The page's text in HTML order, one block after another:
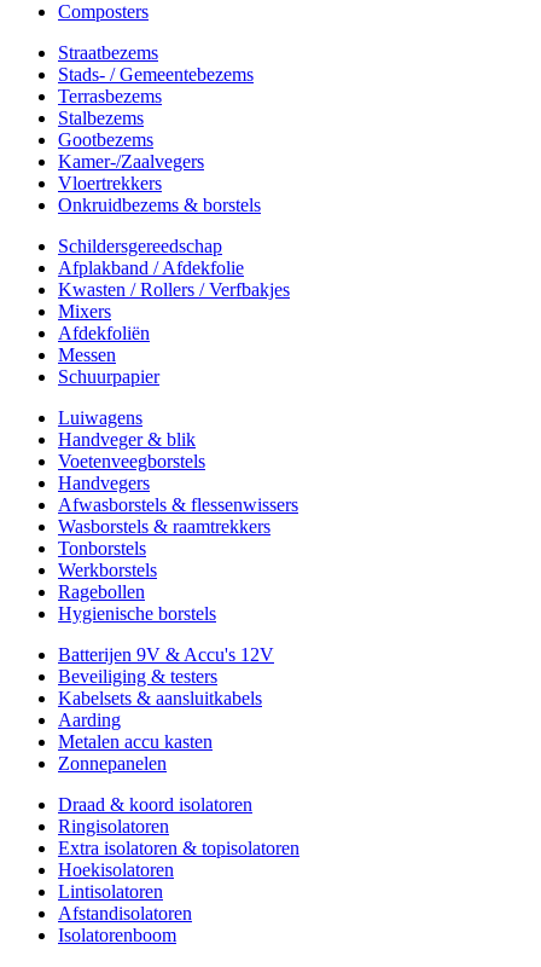
Composters
Straatbezems
Stads- / Gemeentebezems
Terrasbezems
Stalbezems
Gootbezems
Kamer-/Zaalvegers
Vloertrekkers
Onkruidbezems & borstels
Schildersgereedschap
Afplakband / Afdekfolie
Kwasten / Rollers / Verfbakjes
Mixers
Afdekfoliën
Messen
Schuurpapier
Luiwagens
Handveger & blik
Voetenveegborstels
Handvegers
Afwasborstels & flessenwissers
Wasborstels & raamtrekkers
Tonborstels
Werkborstels
Ragebollen
Hygienische borstels
Batterijen 9V & Accu's 12V
Beveiliging & testers
Kabelsets & aansluitkabels
Aarding
Metalen accu kasten
Zonnepanelen
Draad & koord isolatoren
Ringisolatoren
Extra isolatoren & topisolatoren
Hoekisolatoren
Lintisolatoren
Afstandisolatoren
Isolatorenboom